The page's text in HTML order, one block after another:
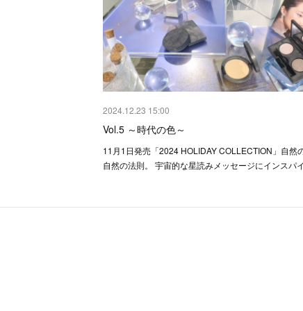
2024.12.23 15:00
Vol.5 ～時代の色～
11月1日発売「2024 HOLIDAY COLLECTION」自然
自然の法則。 宇宙的な星読みメッセージにインスパ